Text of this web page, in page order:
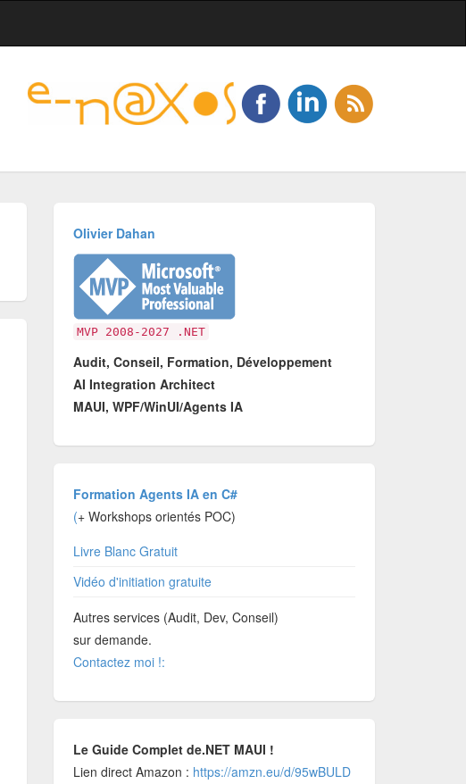
Olivier Dahan
MVP 2008-2027 .NET
Audit, Conseil, Formation, Développement
AI Integration Architect
MAUI, WPF/WinUI/Agents IA
Formation Agents IA en C#
(+ Workshops orientés POC)
Livre Blanc Gratuit
Vidéo d'initiation gratuite
Autres services (Audit, Dev, Conseil)
sur demande.
Contactez moi !:
Le Guide Complet de.NET MAUI !
Lien direct Amazon : https://amzn.eu/d/95wBULD